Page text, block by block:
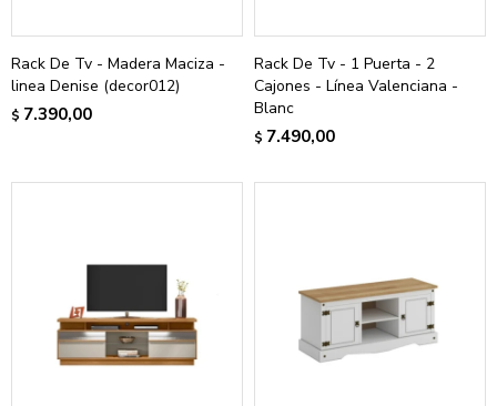
Rack De Tv - Madera Maciza -
linea Denise (decor012)
$ 7.390,00
Rack De Tv - 1 Puerta - 2
Cajones - Línea Valenciana -
Blanc
$ 7.490,00